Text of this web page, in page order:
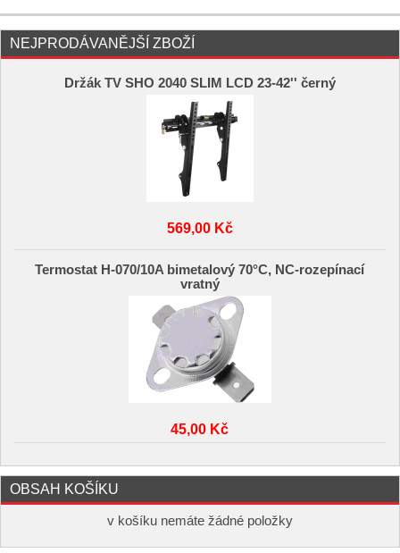
NEJPRODÁVANĚJŠÍ ZBOŽÍ
Držák TV SHO 2040 SLIM LCD 23-42'' černý
569,00 Kč
Termostat H-070/10A bimetalový 70°C, NC-rozepínací
vratný
45,00 Kč
OBSAH KOŠÍKU
v košíku nemáte žádné položky